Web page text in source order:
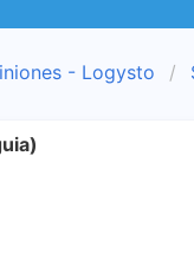
- Logysto